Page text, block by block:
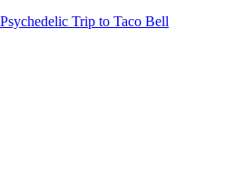
Trip to Taco Bell